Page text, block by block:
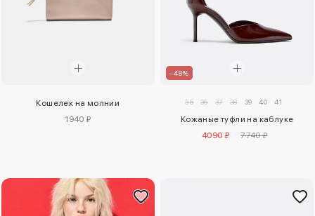
Кошелек на молнии
1940 ₽
–48%
35 36 37 38 39 40 41
Кожаные туфли на каблуке
4090 ₽
7740 ₽